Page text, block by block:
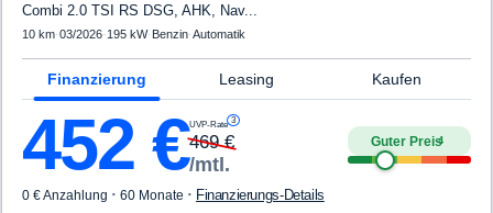
Combi 2.0 TSI RS DSG, AHK, Nav...
10 km·03/2026· 195 kW· Benzin·Automatik
Finanzierung Leasing Kaufen
452 €UVP-Rate 3
469€
/mtl.
Guter Preis4
0 € Anzahlung · 60 Monate · Finanzierungs-Details